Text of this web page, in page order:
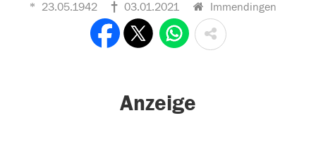
23.05.1942 03.01.2021 Immendingen
Anzeige